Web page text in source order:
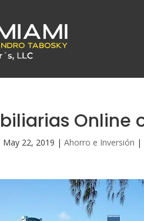
Online
May 22, 2019 |Ahorro e Inversión |